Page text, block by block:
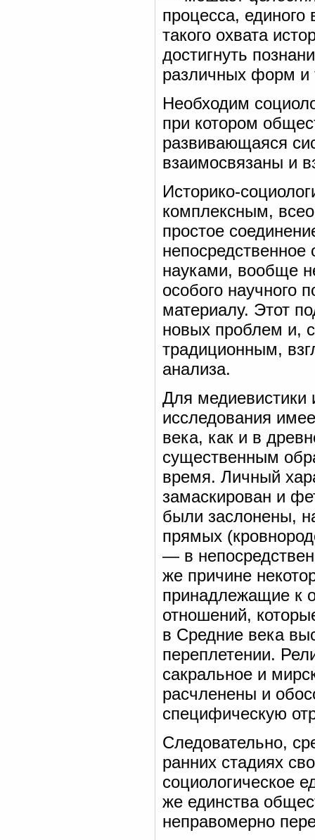
процесса, единого
такого охвата
достигнуть
различных форм и
Необходим
при котором
развивающаяся
взаимосвязаны и
Историко-
комплексным,
простое
науками, вообще
особого научного
материалу. Этот
новых проблем и,
традиционным,
анализа.
Для медиевистики
исследования
века, как и в
существенным
время. Личный
замаскирован и
были заслонены,
прямых
— в
же причине
принадлежащие к
отношений,
в Средние века
переплетении.
сакральное и
расчленены и
специфическую
Следовательно,
ранних стадиях
социологическое
же единства
неправомерно